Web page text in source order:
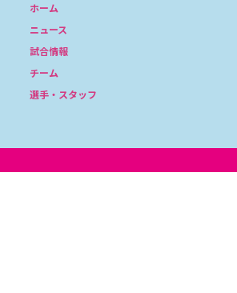
ホーム
ニュース
試合情報
チーム
選手・スタッフ